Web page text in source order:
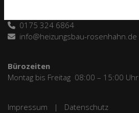
0175 324 6864
info@heizungsbau-rosenhahn.de
Bürozeiten
Montag bis Freitag 08:00 – 15:00 Uhr
Impressum | Datenschutz